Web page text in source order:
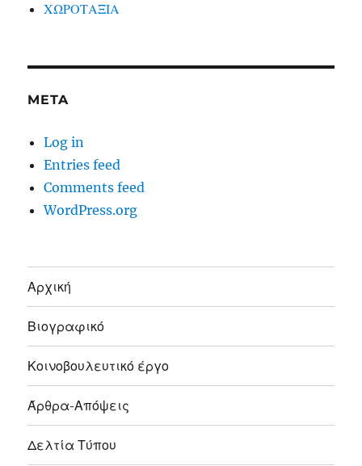
ΧΩΡΟΤΑΞΙΑ
META
Log in
Entries feed
Comments feed
WordPress.org
Αρχική
Βιογραφικό
Κοινοβουλευτικό έργο
Άρθρα-Απόψεις
Δελτία Τύπου